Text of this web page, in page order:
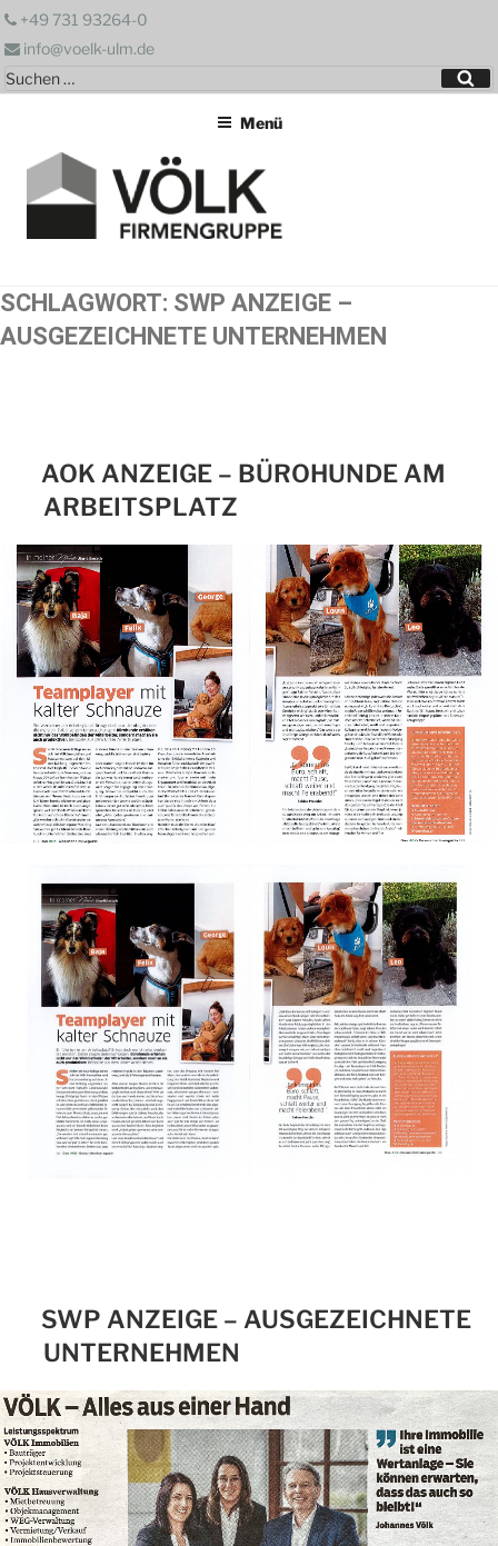
Zum
springen
+49 731 93264-0
info@voelk-ulm.de
Suchen
nach:
Menü
SCHLAGWORT: SWP ANZEIGE –
AUSGEZEICHNETE UNTERNEHMEN
AOK ANZEIGE – BÜROHUNDE AM
ARBEITSPLATZ
SWP ANZEIGE – AUSGEZEICHNETE
UNTERNEHMEN